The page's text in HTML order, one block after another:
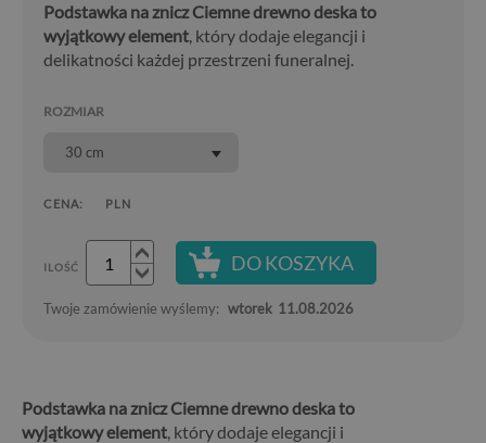
Podstawka na znicz Ciemne drewno deska to
wyjątkowy element, który dodaje elegancji i
delikatności każdej przestrzeni funeralnej.
ROZMIAR
30 cm
CENA: PLN
ILOŚĆ DO KOSZYKA
Twoje zamówienie wyślemy: wtorek 11.08.2026
Podstawka na znicz Ciemne drewno deska to
wyjątkowy element, który dodaje elegancji i